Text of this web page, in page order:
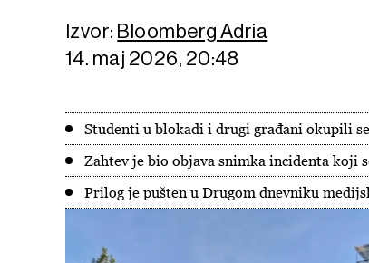
Izvor: Bloomberg Adria
14. maj 2026, 20:48
Studenti u blokadi i drugi građani okupili
Zahtev je bio objava snimka incidenta koji
Prilog je pušten u Drugom dnevniku